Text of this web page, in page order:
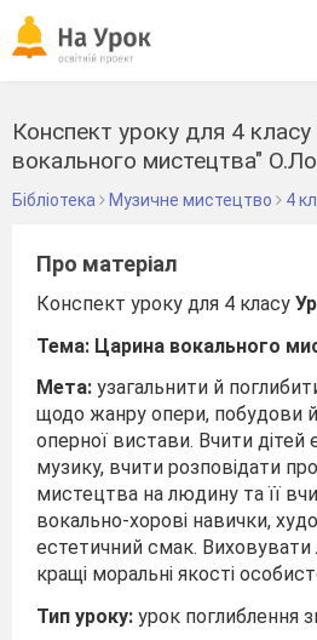
Конспект уроку для 4
вокального мистецтва"
Бібліотека Музичне мистецтво 4
Про матеріал
Конспект уроку для 4 класу
Тема: Царина вокального
Мета: узагальнити й
щодо жанру опери, побудови
оперної вистави. Вчити
музику, вчити розповідати
мистецтва на людину та її
вокально-хорові навички,
естетичний смак.
кращі моральні якості
Тип уроку: урок поглиблення